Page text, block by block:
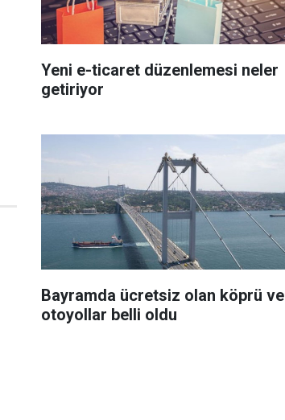
Yeni e-ticaret düzenlemesi neler
getiriyor
Bayramda ücretsiz olan köprü ve
otoyollar belli oldu